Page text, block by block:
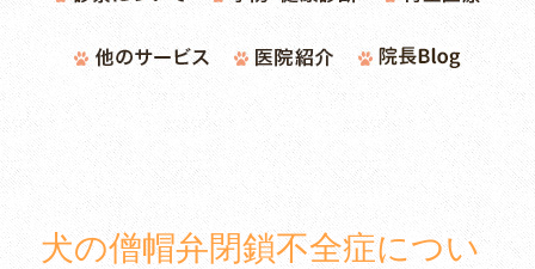
犬の僧帽弁閉鎖不全症につい